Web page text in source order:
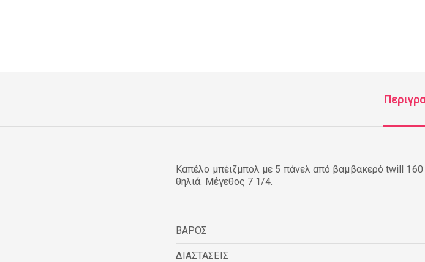
Καπέλο μπέιζμπολ με 5 πάνελ από βαμβακερό twill 160
θηλιά. Μέγεθος 7 1/4.
ΒΑΡΟΣ
ΔΙΑΣΤΑΣΕΙΣ